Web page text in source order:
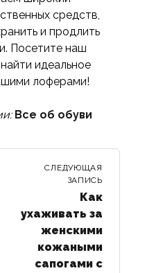
средств,
и продлить
Посетите наш
идеальное
лоферами!
Все об обуви
СЛЕДУЮЩАЯ
ЗАПИСЬ
Как
ухаживать за
женскими
кожаными
сапогами с